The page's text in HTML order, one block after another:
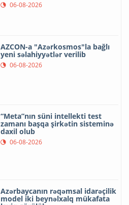
06-08-2026
AZCON-a "Azərkosmos"la bağlı
yeni səlahiyyətlər verilib
06-08-2026
“Meta”nın süni intellekti test
zamanı başqa şirkətin sisteminə
daxil olub
06-08-2026
Azərbaycanın rəqəmsal idarəçilik
model iki beynəlxalq mükafata